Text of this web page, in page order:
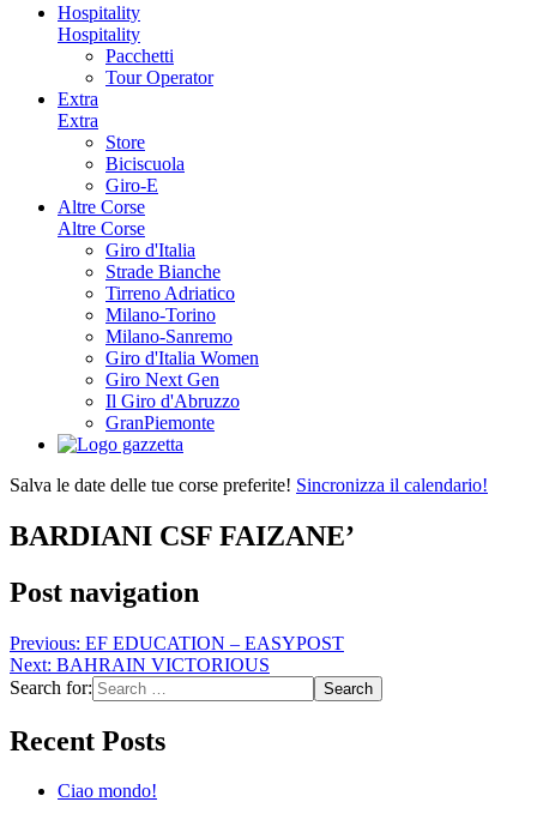
Hospitality
Hospitality
Pacchetti
Tour Operator
Extra
Extra
Store
Biciscuola
Giro-E
Altre Corse
Altre Corse
Giro d'Italia
Strade Bianche
Tirreno Adriatico
Milano-Torino
Milano-Sanremo
Giro d'Italia Women
Giro Next Gen
Il Giro d'Abruzzo
GranPiemonte
Salva le date delle tue corse preferite! Sincronizza il calendario!
BARDIANI CSF FAIZANE’
Post navigation
Previous: EF EDUCATION – EASYPOST
Next: BAHRAIN VICTORIOUS
Search for:
Recent Posts
Ciao mondo!